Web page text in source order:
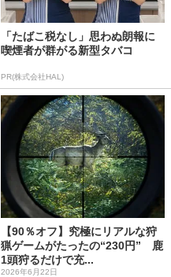
「たばこ税なし」思わぬ朗報に
喫煙者が群がる新型タバコ
PR(株式会社HAL)
【90％オフ】究極にリアルな狩
猟ゲームがたったの“230円” 鹿
1頭狩るだけで充...
2026年6月22日